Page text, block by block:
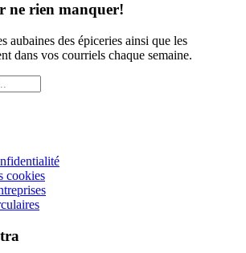
ne rien manquer!
aubaines des épiceries ainsi que les
dans vos courriels chaque semaine.
cookies